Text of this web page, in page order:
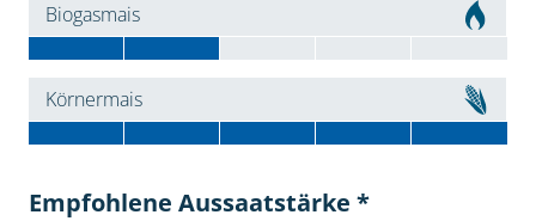
Biogasmais
Körnermais
Empfohlene Aussaatstärke *